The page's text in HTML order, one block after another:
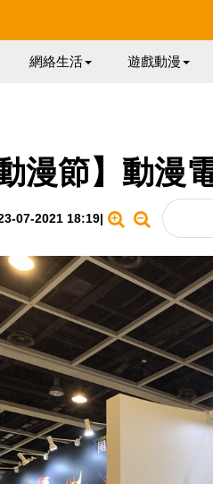
網絡生活 遊戲動漫
動漫節】動漫
07-2021 18:19|